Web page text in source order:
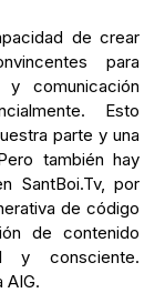
de crear
para
y comunicación
Esto
parte y una
también hay
SantBoi.Tv, por
de código
de contenido
y consciente.
AIG.